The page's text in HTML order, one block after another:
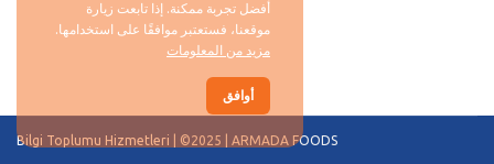
Bilgi Toplumu Hizmetleri | ©2025 | ARMADA FOODS
أفضل تجربة ممكنة. إذا تابعت زيارة
موقعنا، فستعتبر موافقًا على استخدامها.
مزيد من المعلومات
أوافق